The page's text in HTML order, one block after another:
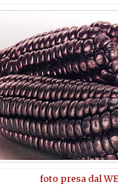
foto presa dal